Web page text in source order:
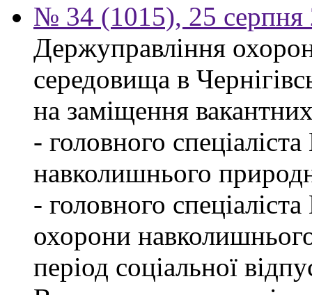
№ 34 (1015), 25 серпня
Держуправління
середовища в
на заміщення
- головного
навколишнього
- головного
охорони
період соціальної